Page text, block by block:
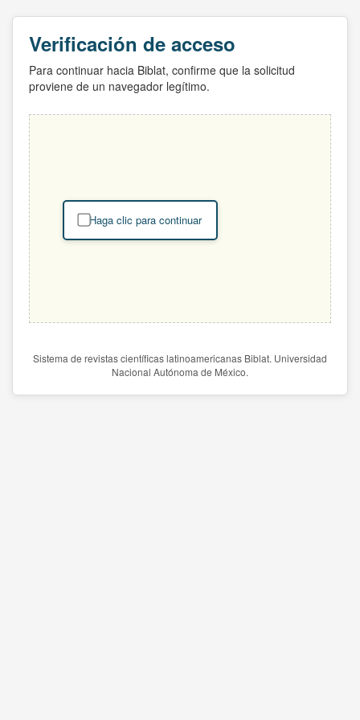
Verificación de acceso
Para continuar hacia Biblat, confirme que la solicitud
proviene de un navegador legítimo.
Haga clic para continuar
Sistema de revistas científicas latinoamericanas Biblat. Universidad
Nacional Autónoma de México.